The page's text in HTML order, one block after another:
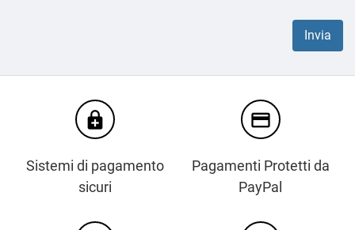
enhanced_encryption
Sistemi di pagamento
sicuri
credit_card
Pagamenti Protetti da
PayPal